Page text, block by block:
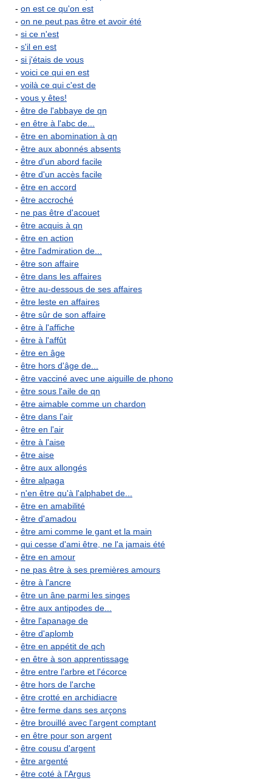
- on est ce qu'on est
- on ne peut pas être et avoir été
- si ce n'est
- s'il en est
- si j'étais de vous
- voici ce qui en est
- voilà ce qui c'est de
- vous y êtes!
- être de l'abbaye de qn
- en être à l'abc de...
- être en abomination à qn
- être aux abonnés absents
- être d'un abord facile
- être d'un accès facile
- être en accord
- être accroché
- ne pas être d'acouet
- être acquis à qn
- être en action
- être l'admiration de...
- être son affaire
- être dans les affaires
- être au-dessous de ses affaires
- être leste en affaires
- être sûr de son affaire
- être à l'affiche
- être à l'affût
- être en âge
- être hors d'âge de...
- être vacciné avec une aiguille de phono
- être sous l'aile de qn
- être aimable comme un chardon
- être dans l'air
- être en l'air
- être à l'aise
- être aise
- être aux allongés
- être alpaga
- n'en être qu'à l'alphabet de...
- être en amabilité
- être d'amadou
- être ami comme le gant et la main
- qui cesse d'ami être, ne l'a jamais été
- être en amour
- ne pas être à ses premières amours
- être à l'ancre
- être un âne parmi les singes
- être aux antipodes de...
- être l'apanage de
- être d'aplomb
- être en appétit de qch
- en être à son apprentissage
- être entre l'arbre et l'écorce
- être hors de l'arche
- être crotté en archidiacre
- être ferme dans ses arçons
- être brouillé avec l'argent comptant
- en être pour son argent
- être cousu d'argent
- être argenté
- être coté à l'Argus